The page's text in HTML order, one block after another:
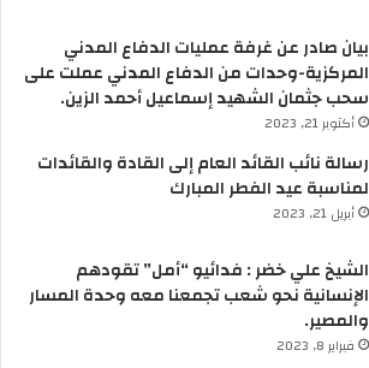
بيان صادر عن غرفة عمليات الدفاع المدني
المركزية-وحدات من الدفاع المدني عملت على
سحب جثمان الشهيد إسماعيل أحمد الزين.
أكتوبر 21, 2023
رسالة نائب القائد العام إلى القادة والقائدات
لمناسبة عيد الفطر المبارك
أبريل 21, 2023
الشيخ علي خضر : فدائيو “أمل” تقودهم
الإنسانية نحو شعب تجمعنا معه وحدة المسار
والمصير.
فبراير 8, 2023